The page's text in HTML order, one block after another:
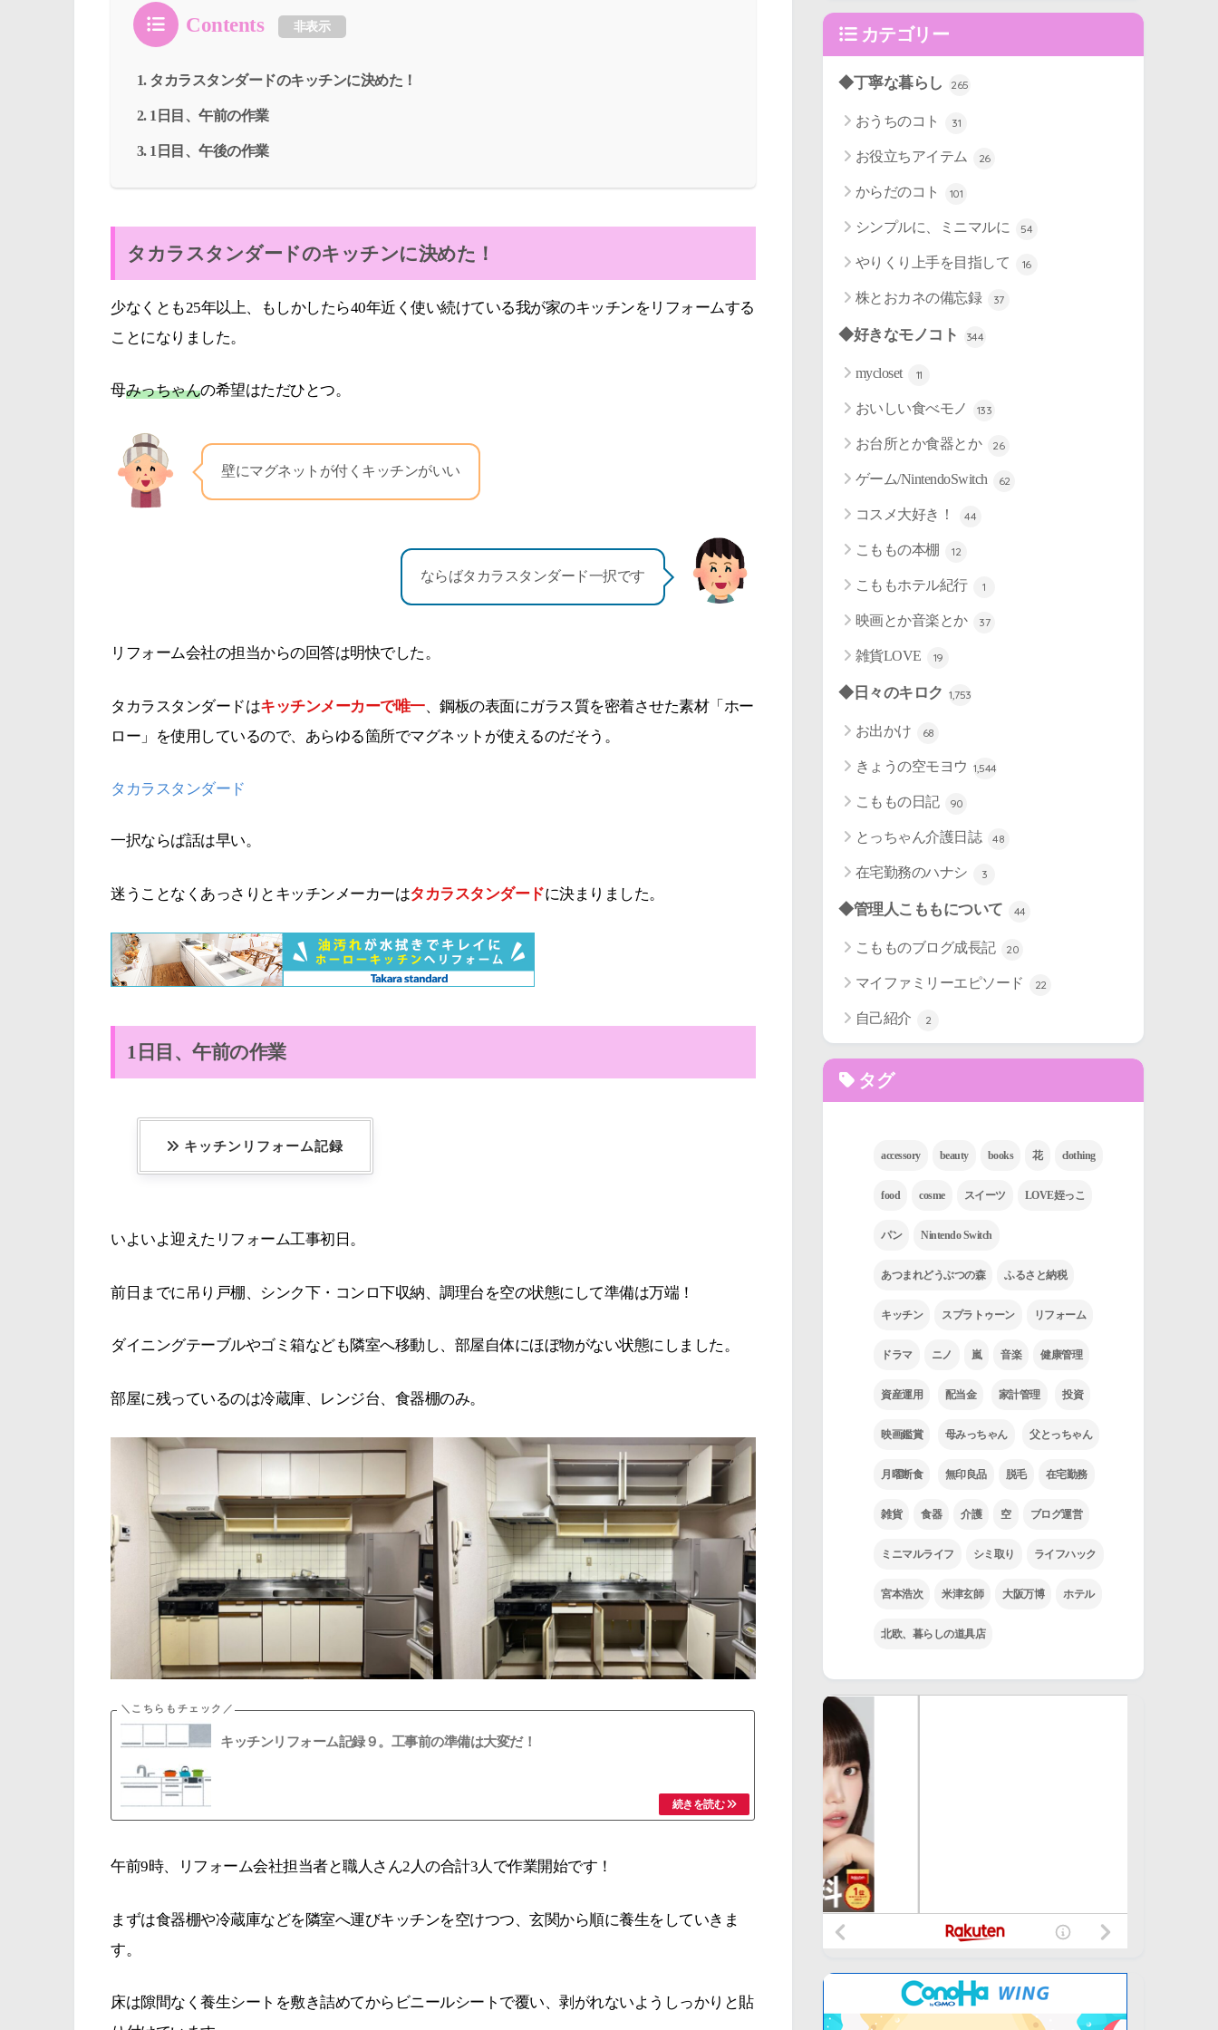
Contents 非表示
タカラスタンダードのキッチンに決めた！
1日目、午前の作業
1日目、午後の作業
タカラスタンダードのキッチンに決めた！
少なくとも25年以上、もしかしたら40年近く使い続けている我が家のキッチンをリフォームする
ことになりました。
母みっちゃんの希望はただひとつ。
壁にマグネットが付くキッチンがいい
ならばタカラスタンダード一択です
リフォーム会社の担当からの回答は明快でした。
タカラスタンダードはキッチンメーカーで唯一、鋼板の表面にガラス質を密着させた素材「ホー
ロー」を使用しているので、あらゆる箇所でマグネットが使えるのだそう。
タカラスタンダード
一択ならば話は早い。
迷うことなくあっさりとキッチンメーカーはタカラスタンダードに決まりました。
1日目、午前の作業
キッチンリフォーム記録
いよいよ迎えたリフォーム工事初日。
前日までに吊り戸棚、シンク下・コンロ下収納、調理台を空の状態にして準備は万端！
ダイニングテーブルやゴミ箱なども隣室へ移動し、部屋自体にほぼ物がない状態にしました。
部屋に残っているのは冷蔵庫、レンジ台、食器棚のみ。
キッチンリフォーム記録９。工事前の準備は大変だ！
午前9時、リフォーム会社担当者と職人さん2人の合計3人で作業開始です！
まずは食器棚や冷蔵庫などを隣室へ運びキッチンを空けつつ、玄関から順に養生をしていきま
す。
床は隙間なく養生シートを敷き詰めてからビニールシートで覆い、剥がれないようしっかりと貼
カテゴリー
◆丁寧な暮らし 265
おうちのコト 31
お役立ちアイテム 26
からだのコト 101
シンプルに、ミニマルに 54
やりくり上手を目指して 16
株とおカネの備忘録 37
◆好きなモノコト 344
mycloset 11
おいしい食べモノ 133
お台所とか食器とか 26
ゲーム/NintendoSwitch 62
コスメ大好き！ 44
こももの本棚 12
こももホテル紀行 1
映画とか音楽とか 37
雑貨LOVE 19
◆日々のキロク 1,753
お出かけ 68
きょうの空モヨウ 1,544
こももの日記 90
とっちゃん介護日誌 48
在宅勤務のハナシ 3
◆管理人こももについて 44
こもものブログ成長記 20
マイファミリーエピソード 22
自己紹介 2
タグ
accessory beauty books 花 clothing
food cosme スイーツ LOVE姪っこ
パン Nintendo Switch
あつまれどうぶつの森 ふるさと納税
キッチン スプラトゥーン リフォーム
ドラマ ニノ 嵐 音楽 健康管理
資産運用 配当金 家計管理 投資
映画鑑賞 母みっちゃん 父とっちゃん
月曜断食 無印良品 脱毛 在宅勤務
雑貨 食器 介護 空 ブログ運営
ミニマルライフ シミ取り ライフハック
宮本浩次 米津玄師 大阪万博 ホテル
北欧、暮らしの道具店